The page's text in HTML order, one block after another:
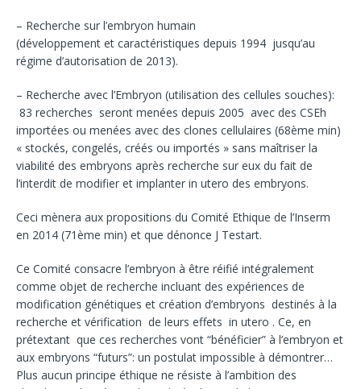
– Recherche sur l’embryon humain
(développement et caractéristiques depuis 1994 jusqu’au
régime d’autorisation de 2013).
– Recherche avec l’Embryon (utilisation des cellules souches):
83 recherches seront menées depuis 2005 avec des CSEh
importées ou menées avec des clones cellulaires (68ème min)
« stockés, congelés, créés ou importés » sans maîtriser la
viabilité des embryons après recherche sur eux du fait de
l’interdit de modifier et implanter in utero des embryons.
Ceci mènera aux propositions du Comité Ethique de l’Inserm
en 2014 (71ème min) et que dénonce J Testart.
Ce Comité consacre l’embryon à être réifié intégralement
comme objet de recherche incluant des expériences de
modification génétiques et création d’embryons destinés à la
recherche et vérification de leurs effets in utero . Ce, en
prétextant que ces recherches vont “bénéficier” à l’embryon et
aux embryons “futurs”: un postulat impossible à démontrer…
Plus aucun principe éthique ne résiste à l’ambition des